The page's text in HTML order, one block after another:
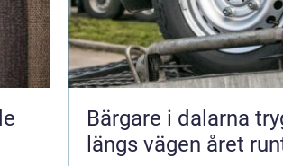
Bärgare i dalarna trygg hjälp
längs vägen året